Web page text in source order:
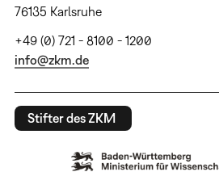
76135 Karlsruhe
+49 (0) 721 - 8100 - 1200
info@zkm.de
Stifter des ZKM